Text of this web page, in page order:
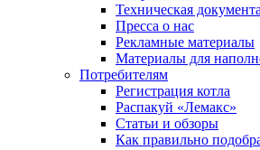
Техническая
Пресса о нас
Рекламные материалы
Материалы для
Потребителям
Регистрация котла
Распакуй «Лемакс»
Статьи и обзоры
Как правильно